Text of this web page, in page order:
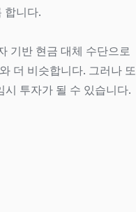
합니다.
기반 현금 대체 수단으로
더 비슷합니다. 그러나 또
투자가 될 수 있습니다.